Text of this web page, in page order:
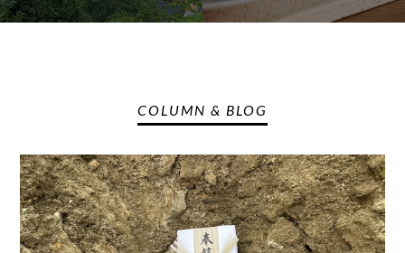
COLUMN & BLOG